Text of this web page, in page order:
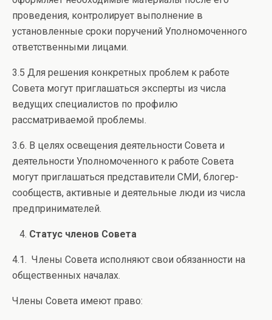
проведения, контролирует выполнение в
установленные сроки поручений Уполномоченного
ответственными лицами.
3.5 Для решения конкретных проблем к работе
Совета могут приглашаться эксперты из числа
ведущих специалистов по профилю
рассматриваемой проблемы.
3.6. В целях освещения деятельности Совета и
деятельности Уполномоченного к работе Совета
могут приглашаться представители СМИ, блогер-
сообществ, активные и деятельные люди из числа
предпринимателей.
Статус членов Совета
4.1. Члены Совета исполняют свои обязанности на
общественных началах.
Члены Совета имеют право: